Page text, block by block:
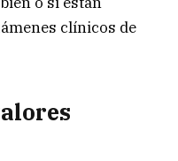
clínicos de